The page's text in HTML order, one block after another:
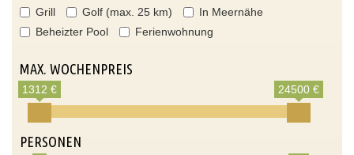
Grill Golf (max. 25 km)
In Meernähe
Beheizter Pool
Ferienwohnung
MAX. WOCHENPREIS
1312 € 24500 €
PERSONEN